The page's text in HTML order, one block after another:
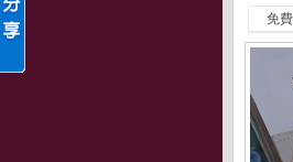
免